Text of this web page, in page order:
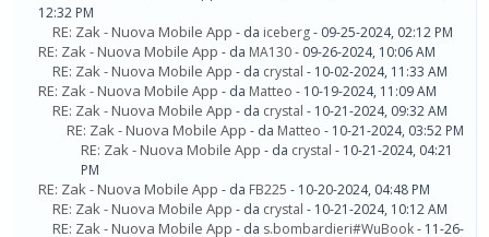
12:32 PM
RE: Zak - Nuova Mobile App - da iceberg- 09-25-2024, 02:12 PM
RE: Zak - Nuova Mobile App - da MA130- 09-26-2024, 10:06 AM
RE: Zak - Nuova Mobile App - da crystal - 10-02-2024, 11:33 AM
RE: Zak - Nuova Mobile App - da Matteo - 10-19-2024, 11:09 AM
RE: Zak - Nuova Mobile App - da crystal - 10-21-2024, 09:32 AM
RE: Zak - Nuova Mobile App - da Matteo - 10-21-2024, 03:52 PM
RE: Zak - Nuova Mobile App - da crystal - 10-21-2024, 04:21
PM
RE: Zak - Nuova Mobile App - da FB225 - 10-20-2024, 04:48 PM
RE: Zak - Nuova Mobile App - da crystal - 10-21-2024, 10:12 AM
RE: Zak - Nuova Mobile App - da s.bombardieri#WuBook- 11-26-